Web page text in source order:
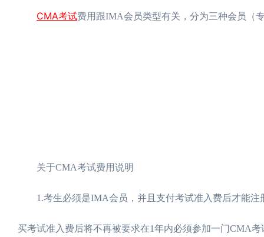
CMA考试费用跟IMA会员类型有关，分为三种会员（
关于CMA考试费用说明
1.考生必须是IMA会员，并且支付考试准入费后才能注
买考试准入费后将不再被要求在1年内必须参加一门CMA